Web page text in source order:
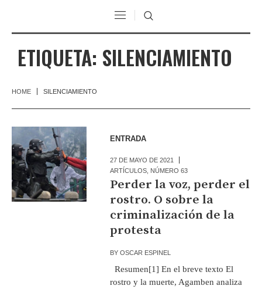
ETIQUETA: SILENCIAMIENTO
HOME SILENCIAMIENTO
ENTRADA
27 DE MAYO DE 2021
ARTÍCULOS NÚMERO 63
Perder la voz, perder el
rostro. O sobre la
criminalización de la
protesta
BYOSCAR ESPINEL
Resumen[1] En el breve texto El
rostro y la muerte, Agamben analiza